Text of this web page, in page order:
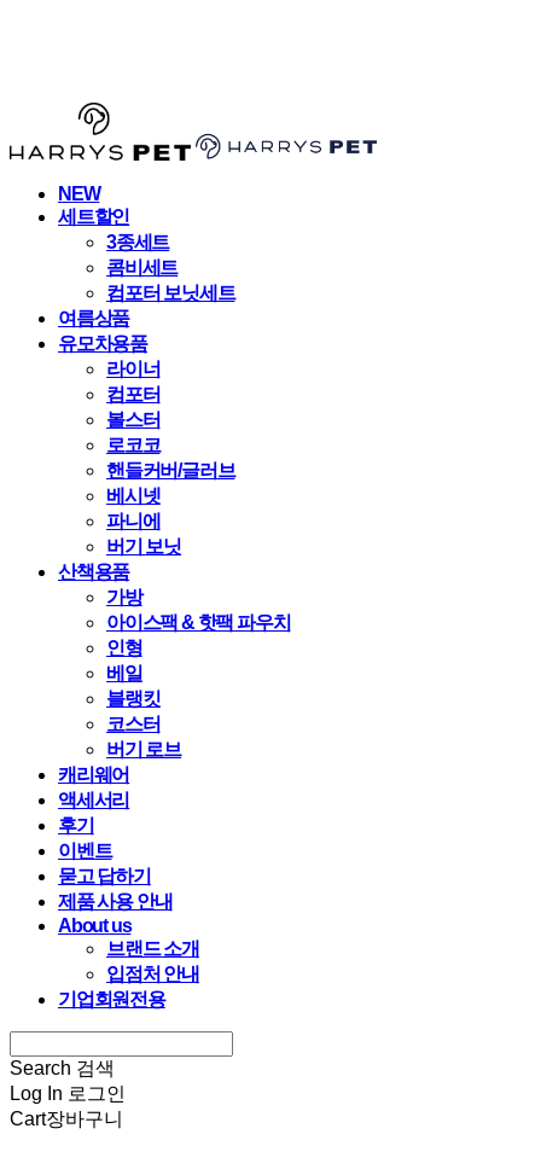
NEW
세트할인
3종세트
콤비세트
컴포터 보닛세트
여름상품
유모차용품
라이너
컴포터
볼스터
로코코
핸들커버/글러브
베시넷
파니에
버기 보닛
산책용품
가방
아이스팩 & 핫팩 파우치
인형
베일
블랭킷
코스터
버기 로브
캐리웨어
액세서리
후기
이벤트
묻고 답하기
제품 사용 안내
About us
브랜드 소개
입점처 안내
기업회원전용
Search 검색
Log In 로그인
Cart장바구니